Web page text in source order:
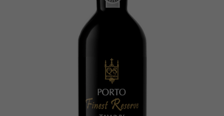
DYR Collection
Herdade da Ajuda Nova